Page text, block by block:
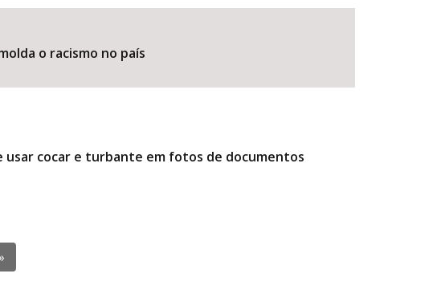
o racismo no país
usar cocar e turbante em fotos de documentos